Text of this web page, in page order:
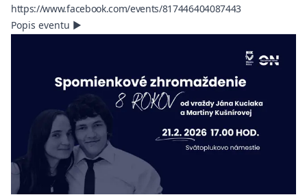
https://www.facebook.com/events/817446404087443(opens in a
Popis eventu ▶